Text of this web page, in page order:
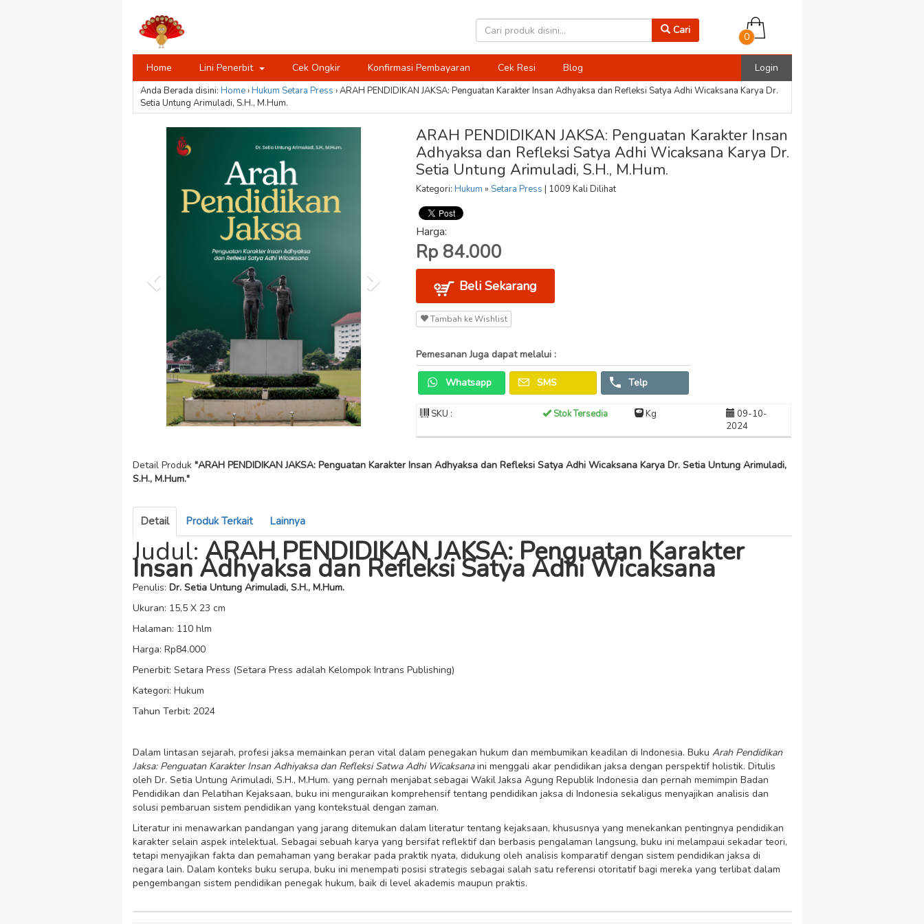
Cari
0
Home Lini Penerbit Cek Ongkir Konfirmasi Pembayaran Cek Resi Blog Login
Anda Berada disini: Home›Hukum Setara Press ›ARAH PENDIDIKAN JAKSA: Penguatan Karakter Insan Adhyaksa dan Refleksi Satya Adhi Wicaksana Karya Dr.
Setia Untung Arimuladi, S.H., M.Hum.
ARAH PENDIDIKAN JAKSA: Penguatan Karakter Insan
Adhyaksa dan Refleksi Satya Adhi Wicaksana Karya Dr.
Setia Untung Arimuladi, S.H., M.Hum.
Kategori: Hukum » Setara Press | 1009 Kali Dilihat
Harga:
Rp 84.000
Beli Sekarang
Tambah ke Wishlist
Pemesanan Juga dapat melalui :
Whatsapp SMS Telp
SKU : Stok Tersedia Kg
09-10-
2024
Detail Produk "ARAH PENDIDIKAN JAKSA: Penguatan Karakter Insan Adhyaksa dan Refleksi Satya Adhi Wicaksana Karya Dr. Setia Untung Arimuladi,
S.H., M.Hum."
Detail Produk Terkait Lainnya
Judul: ARAH PENDIDIKAN JAKSA: Penguatan Karakter
Insan Adhyaksa dan Refleksi Satya Adhi Wicaksana
Penulis: Dr. Setia Untung Arimuladi, S.H., M.Hum.
Ukuran: 15,5 X 23 cm
Halaman: 110 hlm
Harga: Rp84.000
Penerbit: Setara Press (Setara Press adalah Kelompok Intrans Publishing)
Kategori: Hukum
Tahun Terbit: 2024
Dalam lintasan sejarah, profesi jaksa memainkan peran vital dalam penegakan hukum dan membumikan keadilan di Indonesia. Buku Arah Pendidikan
Jaksa: Penguatan Karakter Insan Adhiyaksa dan Refleksi Satwa Adhi Wicaksanaini menggali akar pendidikan jaksa dengan perspektif holistik. Ditulis
oleh Dr. Setia Untung Arimuladi, S.H., M.Hum. yang pernah menjabat sebagai Wakil Jaksa Agung Republik Indonesia dan pernah memimpin Badan
Pendidikan dan Pelatihan Kejaksaan, buku ini menguraikan komprehensif tentang pendidikan jaksa di Indonesia sekaligus menyajikan analisis dan
solusi pembaruan sistem pendidikan yang kontekstual dengan zaman.
Literatur ini menawarkan pandangan yang jarang ditemukan dalam literatur tentang kejaksaan, khususnya yang menekankan pentingnya pendidikan
karakter selain aspek intelektual. Sebagai sebuah karya yang bersifat reflektif dan berbasis pengalaman langsung, buku ini melampaui sekadar teori,
tetapi menyajikan fakta dan pemahaman yang berakar pada praktik nyata, didukung oleh analisis komparatif dengan sistem pendidikan jaksa di
negara lain. Dalam konteks buku serupa, buku ini menempati posisi strategis sebagai salah satu referensi otoritatif bagi mereka yang terlibat dalam
pengembangan sistem pendidikan penegak hukum, baik di level akademis maupun praktis.